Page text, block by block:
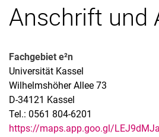
Anschrift und
Fachgebiet e²n
Universität Kassel
Wilhelmshöher Allee 73
D-34121 Kassel
Tel.: 0561 804-6201
https://maps.app.goo.gl/